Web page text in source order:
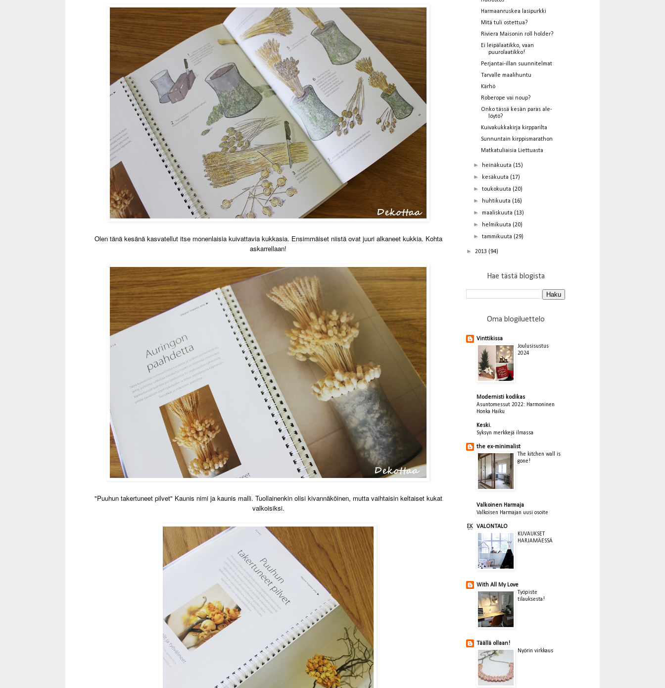
Olen tänä kesänä kasvatellut itse monenlaisia kuivattavia kukkasia. Ensimmäiset niistä ovat juuri alkaneet kukkia. Kohta
askarrellaan!
"Puuhun takertuneet pilvet" Kaunis nimi ja kaunis malli. Tuollainenkin olisi kivannäköinen, mutta vaihtaisin keltaiset kukat
valkoisiksi.
Harmaanruskea lasipurkki
Mitä tuli ostettua?
Riviera Maisonin roll holder?
Ei leipälaatikko, vaan
puurolaatikko!
Perjantai-illan suunnitelmat
Tarvalle maalihuntu
Kärhö
Roberope vai noup?
Onko tässä kesän paras ale-
löytö?
Kuivakukkakirja kirpparilta
Sunnuntain kirppismarathon
Matkatuliaisia Liettuasta
► heinäkuuta (15)
► kesäkuuta (17)
►toukokuuta (20)
► huhtikuuta (16)
► maaliskuuta (13)
► helmikuuta (20)
►tammikuuta (29)
► 2013 (94)
Hae tästä blogista
Oma blogiluettelo
Vinttikissa
Joulusisustus
2024
Modernisti kodikas
Asuntomessut 2022: Harmoninen
Honka Haiku
Keski.
Syksyn merkkejä ilmassa
the ex-minimalist
The kitchen wall is
gone!
Valkoinen Harmaja
Valkoisen Harmajan uusi osoite
VALONTALO
KUVAUKSET
HARJAMÄESSÄ
With All My Love
Työpiste
tilauksesta!
Täällä ollaan!
Nyörin virkkaus